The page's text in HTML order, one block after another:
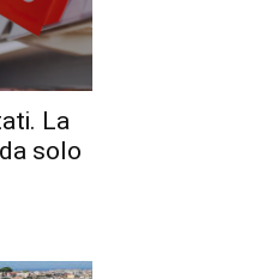
La
solo